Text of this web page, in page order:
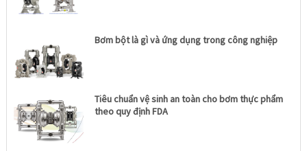
Bơm bột là gì và ứng dụng trong công nghiệp
Tiêu chuẩn vệ sinh an toàn cho bơm thực phẩm
theo quy định FDA